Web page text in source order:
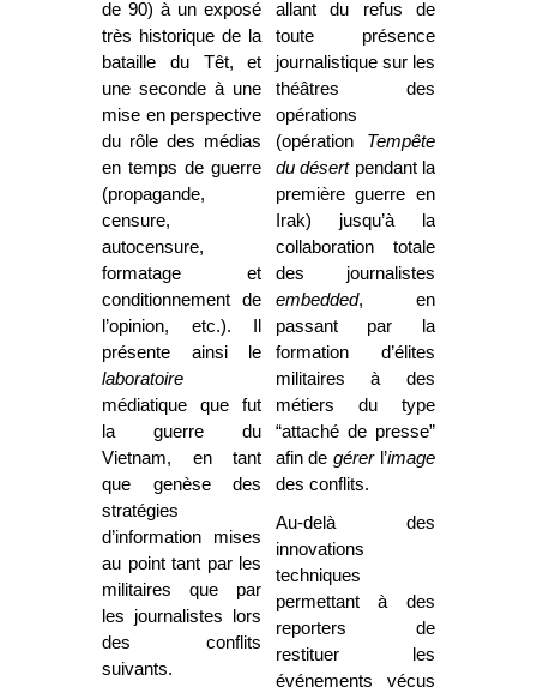
de 90) à un exposé
très historique de la
bataille du Têt, et
une seconde à une
mise en perspective
du rôle des médias
en temps de guerre
(propagande,
censure,
autocensure,
formatage et
conditionnement de
l’opinion, etc.). Il
présente ainsi le
laboratoire
médiatique que fut
la guerre du
Vietnam, en tant
que genèse des
stratégies
d’information mises
au point tant par les
militaires que par
les journalistes lors
des conflits
suivants.
allant du refus de
toute présence
journalistique sur les
théâtres des
opérations
(opération Tempête
du désertpendant la
première guerre en
Irak) jusqu’à la
collaboration totale
des journalistes
embedded, en
passant par la
formation d’élites
militaires à des
métiers du type
“attaché de presse”
afin degérerl’image
des conflits.
Au-delà des
innovations
techniques
permettant à des
reporters de
restituer les
événements vécus